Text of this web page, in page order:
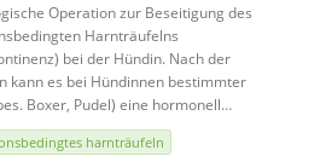
Operation zur Beseitigung des
Harnträufelns
bei der Hündin. Nach der
kann es bei Hündinnen bestimmter
Boxer, Pudel) eine hormonell…
harnträufeln